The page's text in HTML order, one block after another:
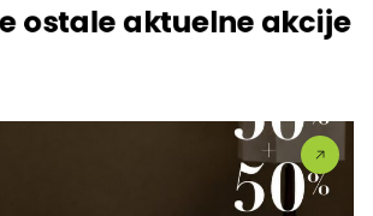
ostale aktuelne akcije